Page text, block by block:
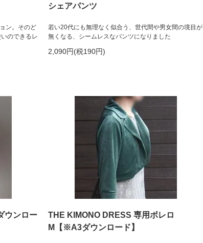
ン。そのど
のできるレ
シェアパンツ
若い20代にも無理なく似合う、世代間や男女間の境目が
無くなる、シームレスなパンツになりました
2,090円(税190円)
ウンロー
THE KIMONO DRESS 専用ボレロ
M【※A3ダウンロード】